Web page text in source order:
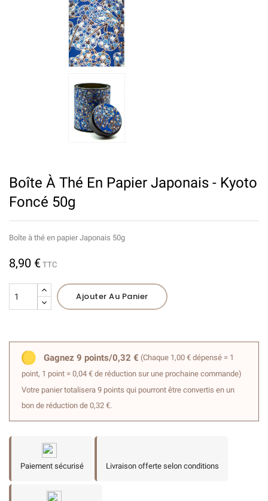
Boîte À Thé En Papier Japonais - Kyoto
Foncé 50g
Boîte à thé en papier Japonais 50g
8,90 € TTC
Ajouter Au Panier
Gagnez 9 points/0,32 € (Chaque 1,00 € dépensé = 1
point, 1 point = 0,04 € de réduction sur une prochaine commande)
Votre panier totalisera 9 points qui pourront être convertis en un
bon de réduction de 0,32 €.
Paiement sécurisé Livraison offerte selon conditions